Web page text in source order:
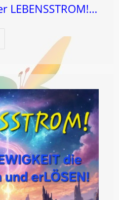
LEBENSSTROM!…